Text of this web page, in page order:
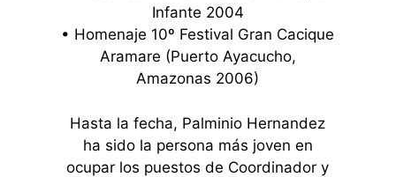
Infante 2004
• Homenaje 10º Festival Gran Cacique
Aramare (Puerto Ayacucho,
Amazonas 2006)
Hasta la fecha, Palminio Hernandez
ha sido la persona más joven en
ocupar los puestos de Coordinador y